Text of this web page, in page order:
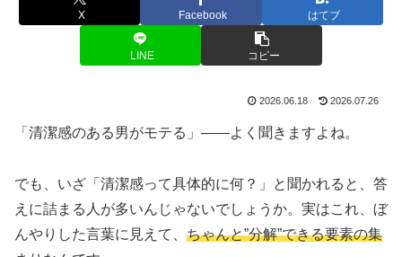
X Facebook はてブ
LINE コピー
2026.06.18 2026.07.26
「清潔感のある男がモテる」——よく聞きますよね。
でも、いざ「清潔感って具体的に何？」と聞かれると、答
えに詰まる人が多いんじゃないでしょうか。実はこれ、ぼ
んやりした言葉に見えて、 ちゃんと”分解”できる要素の集